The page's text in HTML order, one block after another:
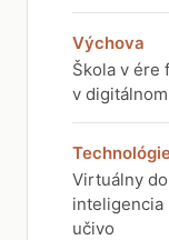
Výchova
Škola v ére
v
Virtuálny
inteligencia
učivo